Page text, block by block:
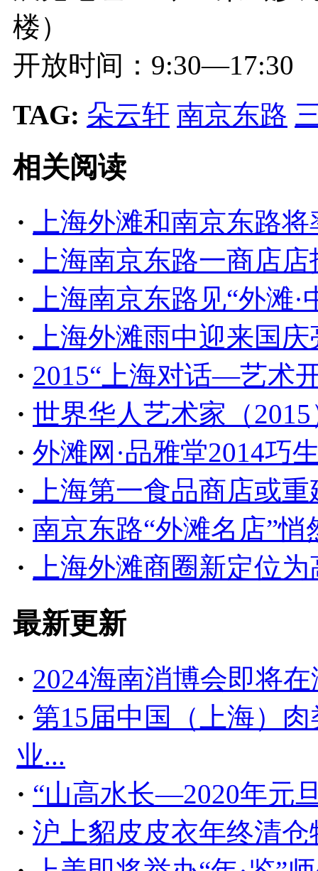
楼）
开放时间：9:30—17:30
TAG: 朵云轩 南京东路
相关阅读
·
上海外滩和南京东路
·
上海南京东路一商店
·
上海南京东路见“外滩·
·
上海外滩雨中迎来国
· 2015“上海对话—艺术
· 世界华人艺术家（
· 外滩网·品雅堂2014巧
·
上海第一食品商店或
· 南京东路“外滩名店”悄
·
上海外滩商圈新定位
最新更新
· 2024海南消博会即将
· 第15届中国（上海）
业...
· “山高水长—2020年元
· 沪上貂皮皮衣年终清